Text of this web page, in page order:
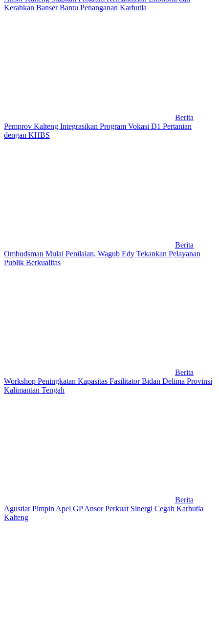
Kerahkan Banser Bantu Penanganan Karhutla
Berita
Pemprov Kalteng Integrasikan Program Vokasi D1 Pertanian
dengan KHBS
Berita
Ombudsman Mulai Penilaian, Wagub Edy Tekankan Pelayanan
Publik Berkualitas
Berita
Workshop Peningkatan Kapasitas Fasilitator Bidan Delima Provinsi
Kalimantan Tengah
Berita
Agustiar Pimpin Apel GP Ansor Perkuat Sinergi Cegah Karhutla
Kalteng